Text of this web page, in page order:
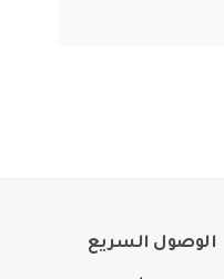
الوصول السريع